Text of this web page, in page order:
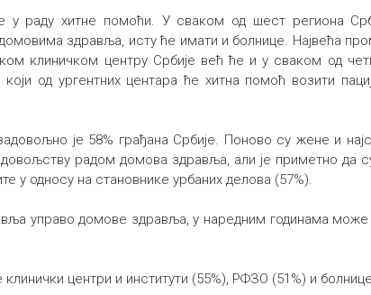
у раду хитне помоћи. У сваком од шест региона
здравља, исту ће имати и болнице. Највећа
клиничком центру Србије већ ће и у сваком од
од ургентних центара ће хитна помоћ возити
је 58% грађана Србије. Поново су жене и
радом домова здравља, али је приметно да
у односу на становнике урбаних делова (57%).
управо домове здравља, у наредним годинама
центри и институти (55%), РФЗО (51%) и